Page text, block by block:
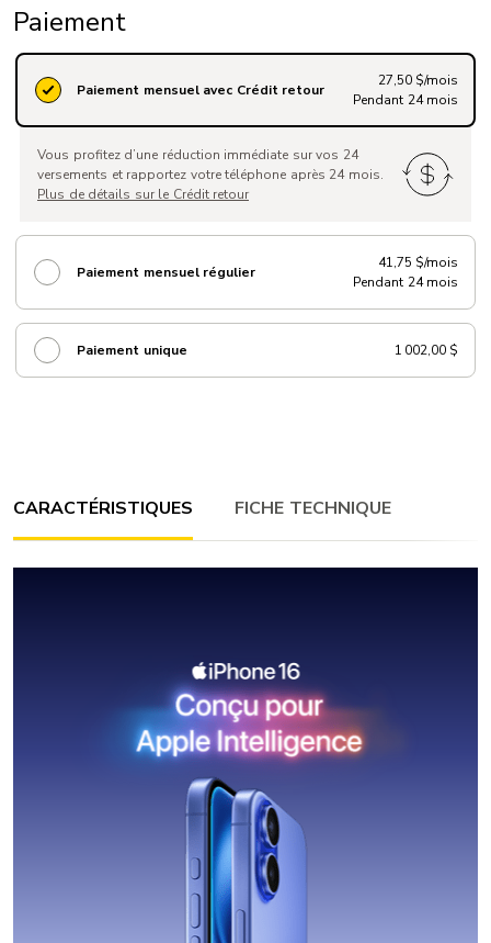
Paiement
Paiement mensuel avec Crédit retour
27,50 $/mois
Pendant 24 mois
Vous profitez d’une réduction immédiate sur vos 24
versements et rapportez votre téléphone après 24 mois.
Plus de détails sur le Crédit retour
Paiement mensuel régulier
41,75 $/mois
Pendant 24 mois
Paiement unique 1 002,00 $
CARACTÉRISTIQUES FICHE TECHNIQUE